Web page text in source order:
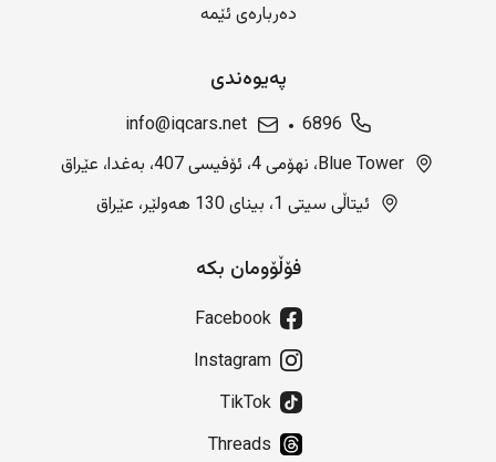
دەربارەی ئێمە
پەیوەندی
6896
info@iqcars.net
Blue Tower، نهۆمی 4، ئۆفیسی 407، بەغدا، عێراق
ئیتاڵی سیتی 1، بینای 130 هەولێر، عێراق
فۆڵۆومان بکە
Facebook
Instagram
TikTok
Threads